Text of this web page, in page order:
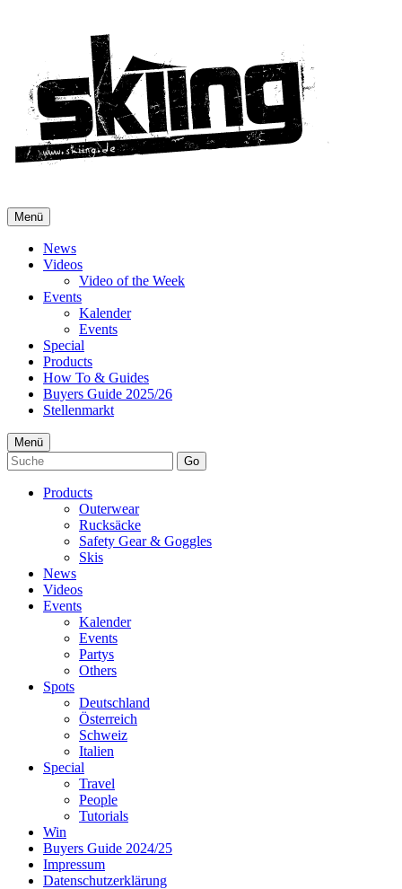
Menü
News
Videos
Video of the Week
Events
Kalender
Events
Special
Products
How To & Guides
Buyers Guide 2025/26
Stellenmarkt
Menü
Go
Products
Outerwear
Rucksäcke
Safety Gear & Goggles
Skis
News
Videos
Events
Kalender
Events
Partys
Others
Spots
Deutschland
Österreich
Schweiz
Italien
Special
Travel
People
Tutorials
Win
Buyers Guide 2024/25
Impressum
Datenschutzerklärung